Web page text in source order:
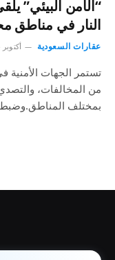
“الأمن البيئي”
النار في مناطق
عقارات السعودية أكتوبر 16, 2023
تستمر الجهات الأمنية
من المخالفات،
بمختلف